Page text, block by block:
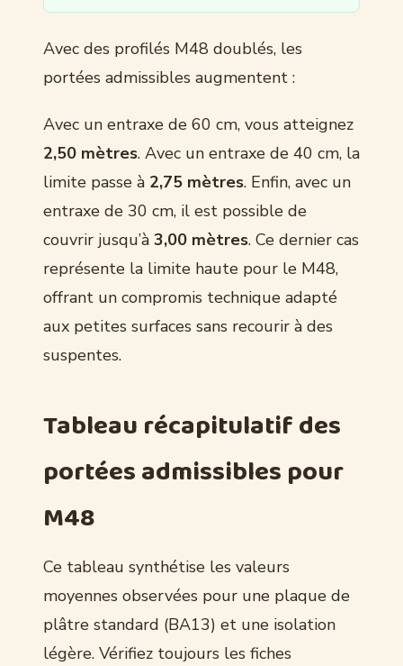
Avec des profilés M48 doublés, les
portées admissibles augmentent :
Avec un entraxe de 60 cm, vous atteignez
2,50 mètres. Avec un entraxe de 40 cm, la
limite passe à 2,75 mètres. Enfin, avec un
entraxe de 30 cm, il est possible de
couvrir jusqu’à 3,00 mètres. Ce dernier cas
représente la limite haute pour le M48,
offrant un compromis technique adapté
aux petites surfaces sans recourir à des
suspentes.
Tableau récapitulatif des
portées admissibles pour
M48
Ce tableau synthétise les valeurs
moyennes observées pour une plaque de
plâtre standard (BA13) et une isolation
légère. Vérifiez toujours les fiches